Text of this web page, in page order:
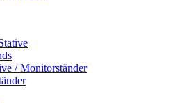
/ Monitorständer